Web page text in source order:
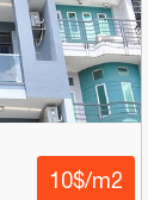
10$/m2